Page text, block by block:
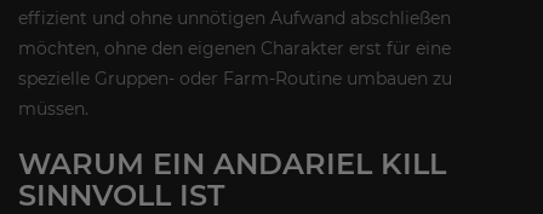
effizient und ohne unnötigen Aufwand abschließen
möchten, ohne den eigenen Charakter erst für eine
spezielle Gruppen- oder Farm-Routine umbauen zu
müssen.
WARUM EIN ANDARIEL KILL
SINNVOLL IST